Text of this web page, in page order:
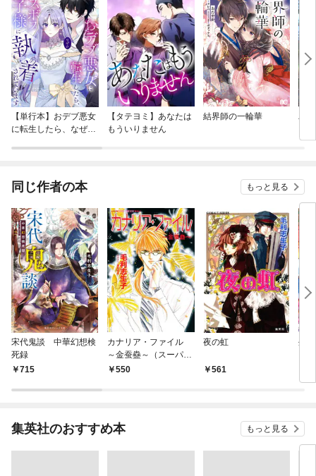
【単行本】おデブ悪女
に転生したら、なぜか
【タテヨミ】あなたは
もういりません
結界師の一輪華
バ
今
同じ作者の本 もっと見る
宋代鬼談 中華幻想検
死録
715
カナリア・ファイル
～金蚕蠱～（スーパー
ファンタジー文庫）
550
夜の虹
561
外
集英社のおすすめ本 もっと見る